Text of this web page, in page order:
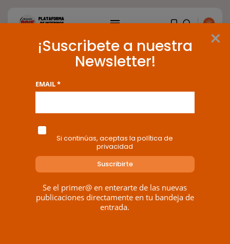
ENTRADAS RECIENTES
Canarias
El Ministerio de Justicia vende
‘propaganda...
Tag: TEDH
2 results found
×
¡Suscribete a nuestra
Newsletter!
EMAIL *
Si continúas, aceptas la política de
privacidad
Se el primer@ en enterarte de las nuevas
publicaciones directamente en tu bandeja de
entrada.